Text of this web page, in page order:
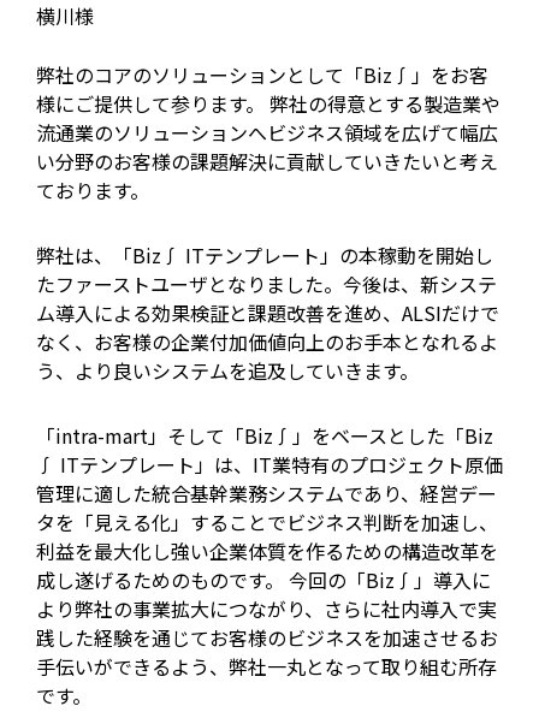
横川様
弊社のコアのソリューションとして「Biz∫」をお客
様にご提供して参ります。 弊社の得意とする製造業や
流通業のソリューションへビジネス領域を広げて幅広
い分野のお客様の課題解決に貢献していきたいと考え
ております。
弊社は、「Biz∫ ITテンプレート」の本稼動を開始し
たファーストユーザとなりました。今後は、新システ
ム導入による効果検証と課題改善を進め、ALSIだけで
なく、お客様の企業付加価値向上のお手本となれるよ
う、より良いシステムを追及していきます。
「intra-mart」そして「Biz∫」をベースとした「Biz
∫ ITテンプレート」は、IT業特有のプロジェクト原価
管理に適した統合基幹業務システムであり、経営デー
タを「見える化」することでビジネス判断を加速し、
利益を最大化し強い企業体質を作るための構造改革を
成し遂げるためのものです。 今回の「Biz∫」導入に
より弊社の事業拡大につながり、さらに社内導入で実
践した経験を通じてお客様のビジネスを加速させるお
手伝いができるよう、弊社一丸となって取り組む所存
です。